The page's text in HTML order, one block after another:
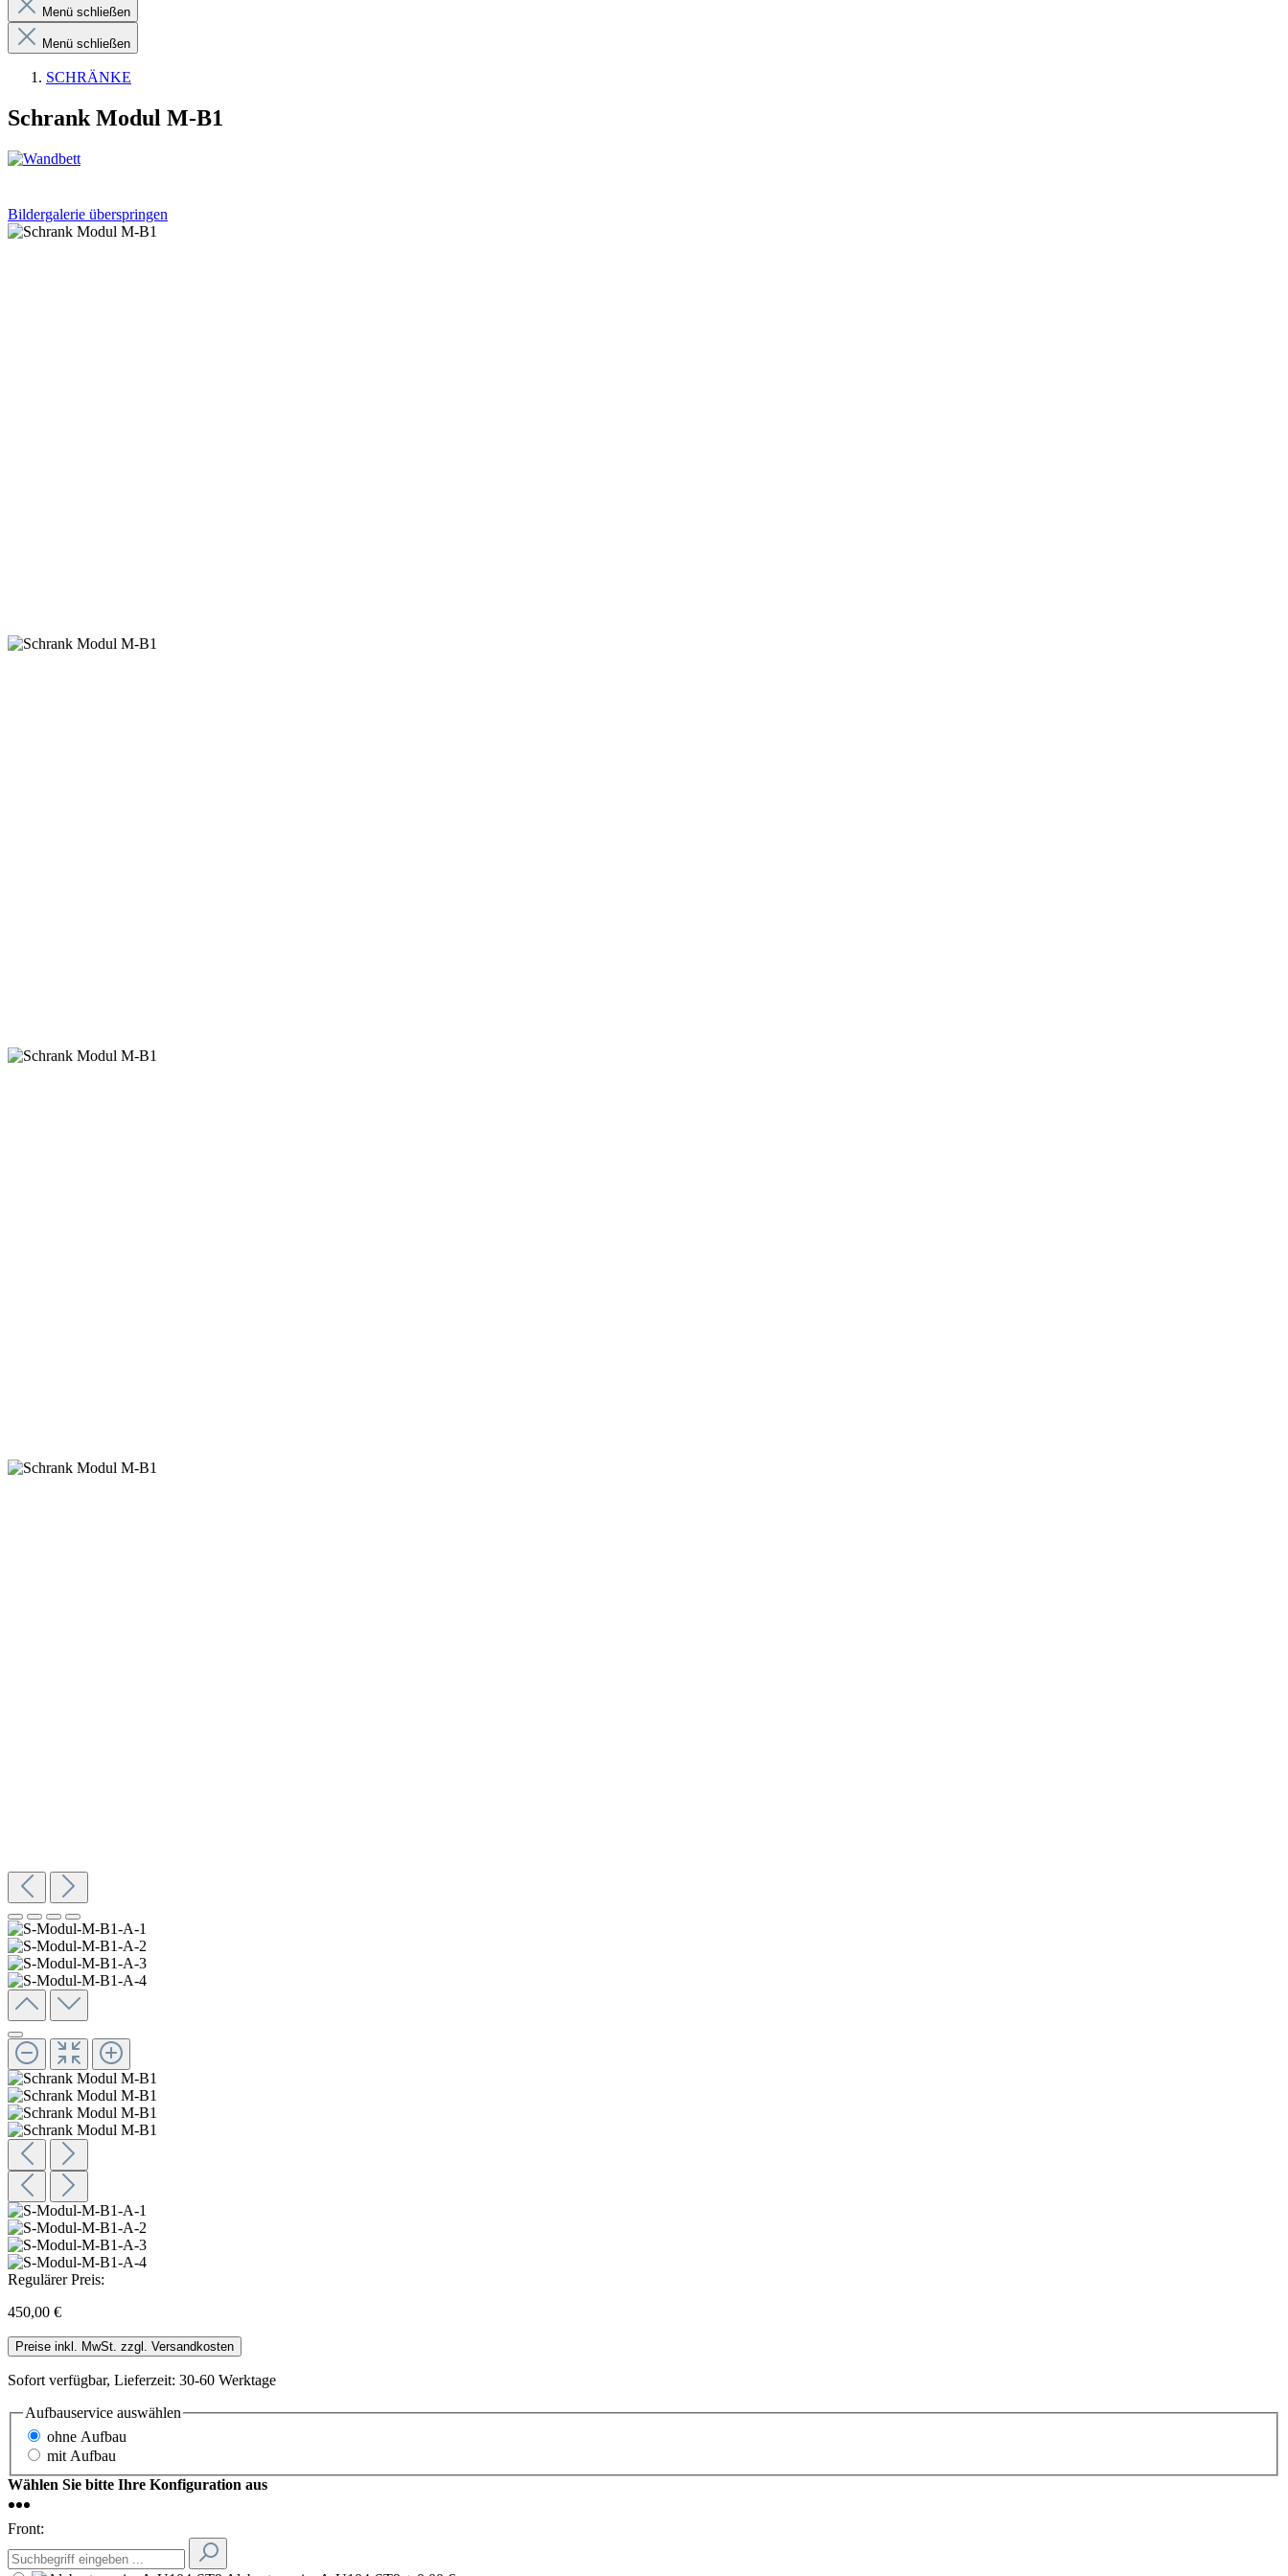
Menü schließen
Menü schließen
SCHRÄNKE
Schrank Modul M-B1
Bildergalerie überspringen
Regulärer Preis:
450,00 €
Preise inkl. MwSt. zzgl. Versandkosten
Sofort verfügbar, Lieferzeit: 30-60 Werktage
Aufbauservice auswählen
ohne Aufbau
mit Aufbau
Wählen Sie bitte Ihre Konfiguration aus
Front: